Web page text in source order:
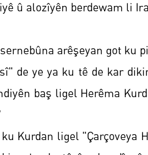
û alozîyên berdewam li
arêşeyan got ku
de ye ya ku tê de kar
baş ligel Herêma
Kurdan ligel "Çarçoveya